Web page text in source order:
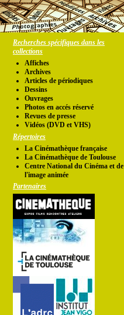
Recherches spécifiques dans les
collections
Affiches
Archives
Articles de périodiques
Dessins
Ouvrages
Photos en accés réservé
Revues de presse
Vidéos (DVD et VHS)
Répertoires
La Cinémathèque française
La Cinémathèque de Toulouse
Centre National du Cinéma et de
l'image animée
Partenaires